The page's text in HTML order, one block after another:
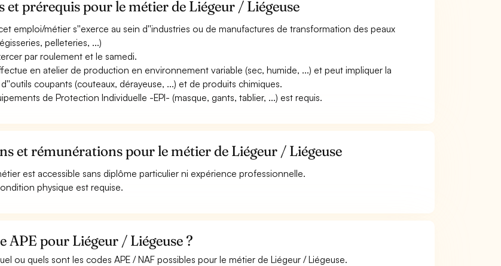
et prérequis pour le métier de Liégeur / Liégeuse
emploi/métier s''exerce au sein d''industries ou de manufactures de transformation des peaux
pelleteries, ...)
par roulement et le samedi.
en atelier de production en environnement variable (sec, humide, ...) et peut impliquer la
coupants (couteaux, dérayeuse, ...) et de produits chimiques.
de Protection Individuelle -EPI- (masque, gants, tablier, ...) est requis.
et rémunérations pour le métier de Liégeur / Liégeuse
est accessible sans diplôme particulier ni expérience professionnelle.
physique est requise.
APE pour Liégeur / Liégeuse ?
ou quels sont les codes APE / NAF possibles pour le métier de Liégeur / Liégeuse.